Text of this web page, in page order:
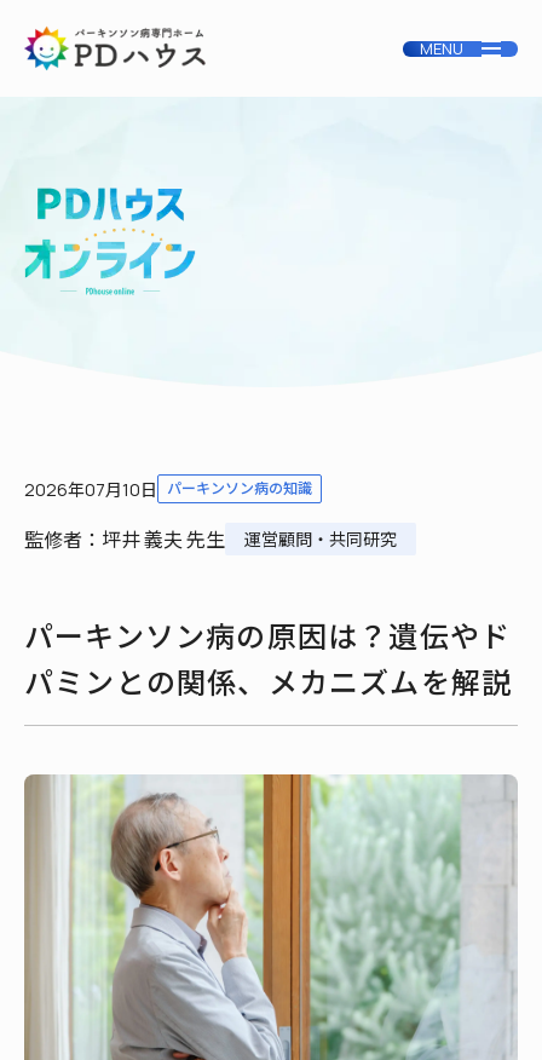
2026年07月10日 パーキンソン病の知識
監修者：坪井 義夫 先生 運営顧問・共同研究
パーキンソン病の原因は？遺伝やド
パミンとの関係、メカニズムを解説